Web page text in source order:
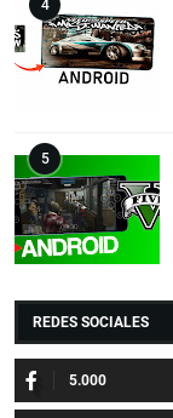
REDES SOCIALES
5.000